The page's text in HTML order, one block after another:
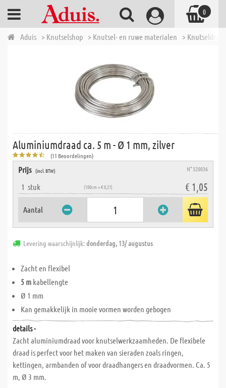
Aduis > Knutselshop > Knutsel- en ruwe materialen >
Aluminiumdraad ca. 5 m - Ø 1 mm, zilver
(11 Beoordelingen)
Prijs (incl. BTW) N° 320036
1 stuk (100cm = € 0,21) € 1,05
Aantal
Levering waarschijnlijk:donderdag, 13/ augustus
Zacht en flexibel
5 m kabellengte
Ø 1 mm
Kan gemakkelijk in mooie vormen worden gebogen
details -
Zacht aluminiumdraad voor knutselwerkzaamheden. De flexibele
draad is perfect voor het maken van sieraden zoals ringen,
kettingen, armbanden of voor draadhangers en draadvormen. Ca. 5
m, Ø 3 mm.
0